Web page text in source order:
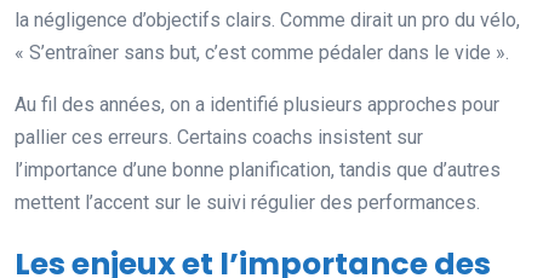
la négligence d’objectifs clairs. Comme dirait un pro du vélo,
« S’entraîner sans but, c’est comme pédaler dans le vide ».
Au fil des années, on a identifié plusieurs approches pour
pallier ces erreurs. Certains coachs insistent sur
l’importance d’une bonne planification, tandis que d’autres
mettent l’accent sur le suivi régulier des performances.
Les enjeux et l’importance des